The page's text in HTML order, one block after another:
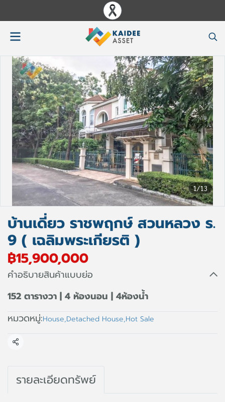
1/13
บ้านเดี่ยว ราชพฤกษ์ สวนหลวง ร.
9 ( เฉลิมพระเกียรติ )
฿15,900,000
คำอธิบายสินค้าแบบย่อ
152 ตารางวา | 4 ห้องนอน | 4ห้องน้ำ
หมวดหมู่:House,Detached House,Hot Sale
แชร์
รายละเอียดทรัพย์